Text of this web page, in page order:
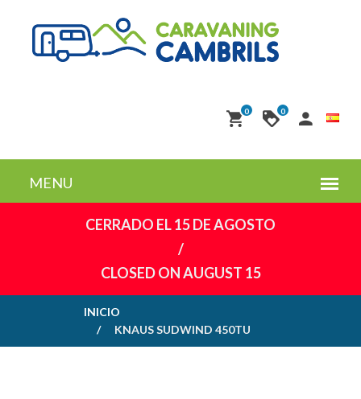
0 0
CERRADO EL 15 DE AGOSTO
/
CLOSED ON AUGUST 15
INICIO
KNAUS SUDWIND 450TU